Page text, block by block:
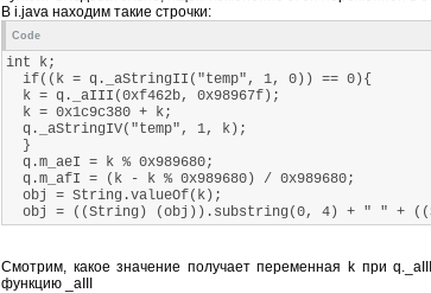
В i.java находим такие строчки:
Code
int k;
if((k = q._aStringII("temp", 1, 0)) == 0){
k = q._aIII(0xf462b, 0x98967f);
k = 0x1c9c380 + k;
q._aStringIV("temp", 1, k);
}
q.m_aeI = k % 0x989680;
q.m_afI = (k - k % 0x989680) / 0x989680;
obj = String.valueOf(k);
obj = ((String) (obj)).substring(0, 4) + " " +
Смотрим, какое значение получает переменная k при
функцию _aIII